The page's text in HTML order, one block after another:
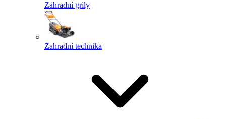
Zahradní grily
Zahradní technika